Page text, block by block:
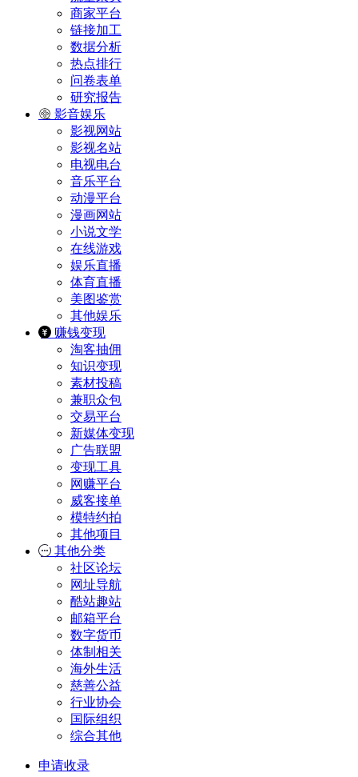
商家平台
链接加工
数据分析
热点排行
问卷表单
研究报告
影音娱乐
影视网站
影视名站
电视电台
音乐平台
动漫平台
漫画网站
小说文学
在线游戏
娱乐直播
体育直播
美图鉴赏
其他娱乐
赚钱变现
淘客抽佣
知识变现
素材投稿
兼职众包
交易平台
新媒体变现
广告联盟
变现工具
网赚平台
威客接单
模特约拍
其他项目
其他分类
社区论坛
网址导航
酷站趣站
邮箱平台
数字货币
体制相关
海外生活
慈善公益
行业协会
国际组织
综合其他
申请收录